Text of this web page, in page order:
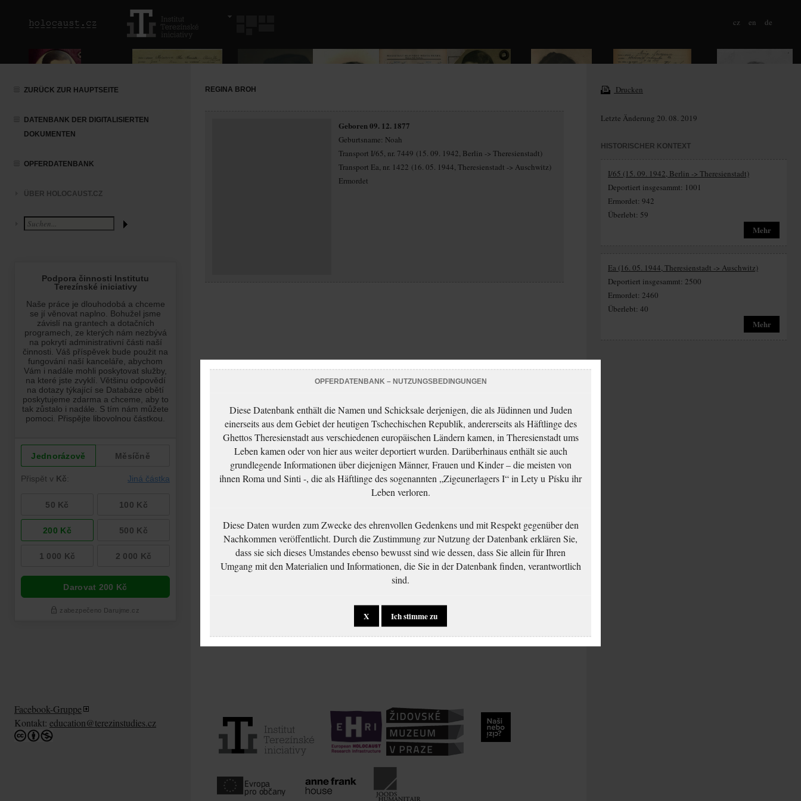
cz en de
ZURÜCK ZUR HAUPTSEITE
DATENBANK DER DIGITALISIERTEN
DOKUMENTEN
OPFERDATENBANK
ÜBER HOLOCAUST.CZ
REGINA BROH
Geboren 09. 12. 1877
Geburtsname: Noah
Transport I/65, nr. 7449 (15. 09. 1942, Berlin -> Theresienstadt)
Transport Ea, nr. 1422 (16. 05. 1944, Theresienstadt -> Auschwitz)
Ermordet
Drucken
Letzte Änderung 20. 08. 2019
HISTORISCHER KONTEXT
I/65 (15. 09. 1942, Berlin -> Theresienstadt)
Deportiert insgesammt: 1001
Ermordet: 942
Überlebt: 59
Mehr
Ea (16. 05. 1944, Theresienstadt -> Auschwitz)
Deportiert insgesammt: 2500
Ermordet: 2460
Überlebt: 40
Mehr
Facebook-Gruppe
Kontakt: education@terezinstudies.cz
OPFERDATENBANK – NUTZUNGSBEDINGUNGEN
Diese Datenbank enthält die Namen und Schicksale derjenigen, die als Jüdinnen und Juden
einerseits aus dem Gebiet der heutigen Tschechischen Republik, andererseits als Häftlinge des
Ghettos Theresienstadt aus verschiedenen europäischen Ländern kamen, in Theresienstadt ums
Leben kamen oder von hier aus weiter deportiert wurden. Darüberhinaus enthält sie auch
grundlegende Informationen über diejenigen Männer, Frauen und Kinder – die meisten von
ihnen Roma und Sinti -, die als Häftlinge des sogenannten „Zigeunerlagers I“ in Lety u Písku ihr
Leben verloren.
Diese Daten wurden zum Zwecke des ehrenvollen Gedenkens und mit Respekt gegenüber den
Nachkommen veröffentlicht. Durch die Zustimmung zur Nutzung der Datenbank erklären Sie,
dass sie sich dieses Umstandes ebenso bewusst sind wie dessen, dass Sie allein für Ihren
Umgang mit den Materialien und Informationen, die Sie in der Datenbank finden, verantwortlich
sind.
X Ich stimme zu